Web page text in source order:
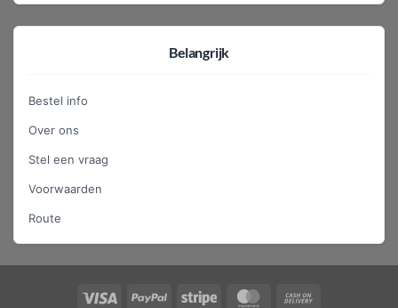
Belangrijk
Bestel info
Over ons
Stel een vraag
Voorwaarden
Route
Visa PayPal Stripe MasterCard